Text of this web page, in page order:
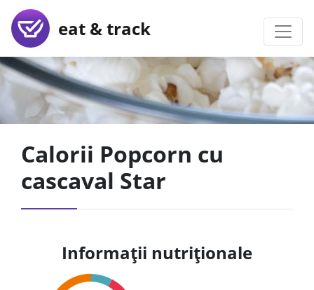
eat & track
Calorii Popcorn cu
cascaval Star
Informații nutriționale